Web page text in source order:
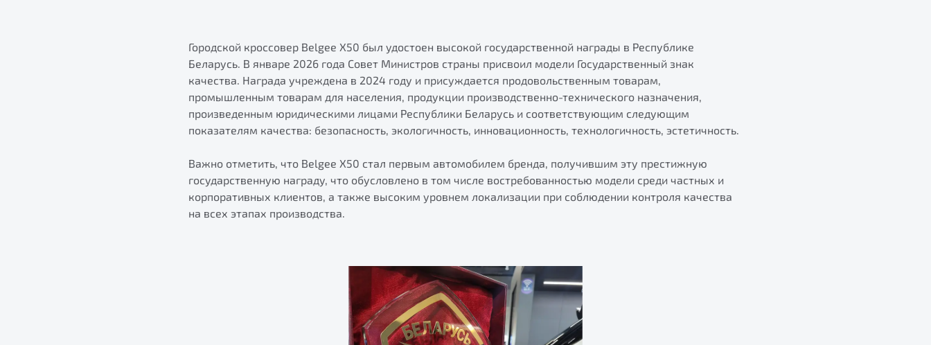
Городской кроссовер Belgee Х50 был удостоен высокой государственной награды в Республике
Беларусь. В январе 2026 года Совет Министров страны присвоил модели Государственный знак
качества. Награда учреждена в 2024 году и присуждается продовольственным товарам,
промышленным товарам для населения, продукции производственно-технического назначения,
произведенным юридическими лицами Республики Беларусь и соответствующим следующим
показателям качества: безопасность, экологичность, инновационность, технологичность, эстетичность.
Важно отметить, что Belgee X50 стал первым автомобилем бренда, получившим эту престижную
государственную награду, что обусловлено в том числе востребованностью модели среди частных и
корпоративных клиентов, а также высоким уровнем локализации при соблюдении контроля качества
на всех этапах производства.